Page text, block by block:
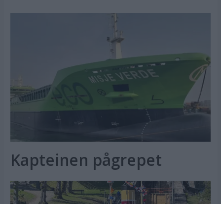
Kapteinen pågrepet